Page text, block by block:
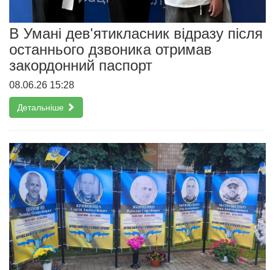
В Умані дев'ятикласник відразу після
останнього дзвоника отримав
закордонний паспорт
08.06.26 15:28
Детальніше